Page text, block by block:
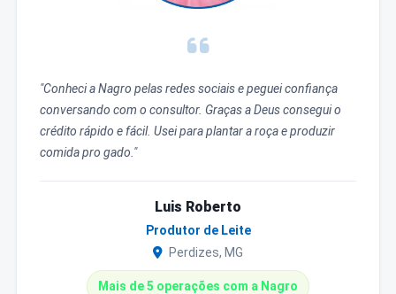
"Conheci a Nagro pelas redes sociais e peguei confiança
conversando com o consultor. Graças a Deus consegui o
crédito rápido e fácil. Usei para plantar a roça e produzir
comida pro gado."
Luis Roberto
Produtor de Leite
Perdizes, MG
Mais de 5 operações com a Nagro